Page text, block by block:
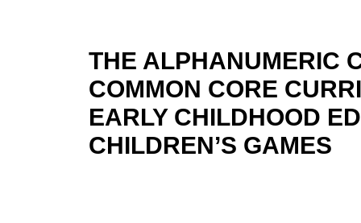
THE ALPHANUMERIC
COMMON CORE
EARLY CHILDHOOD
CHILDREN’S GAMES